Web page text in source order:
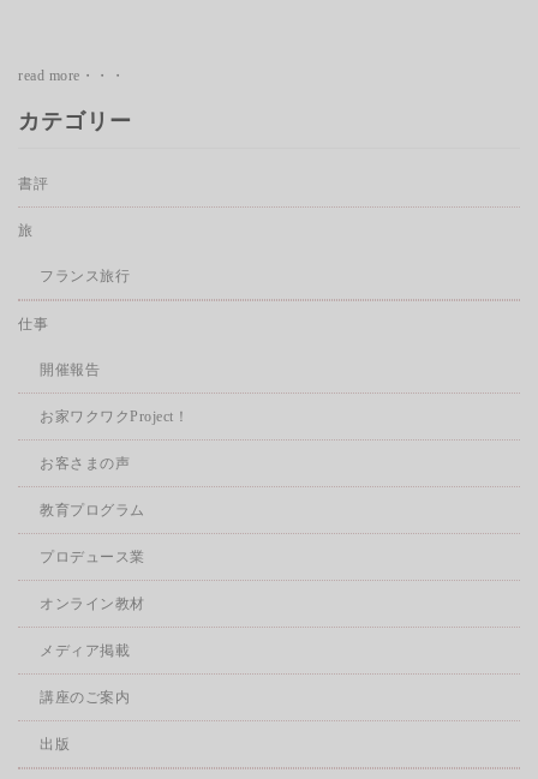
read more・・・
カテゴリー
書評
旅
フランス旅行
仕事
開催報告
お家ワクワクProject！
お客さまの声
教育プログラム
プロデュース業
オンライン教材
メディア掲載
講座のご案内
出版